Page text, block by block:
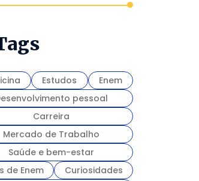
Estudos
Enem
pessoal
Carreira
Mercado de Trabalho
Saúde e bem-estar
de Enem
Curiosidades